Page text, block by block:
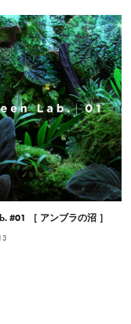
#01 ［ アンブラの沼 ］